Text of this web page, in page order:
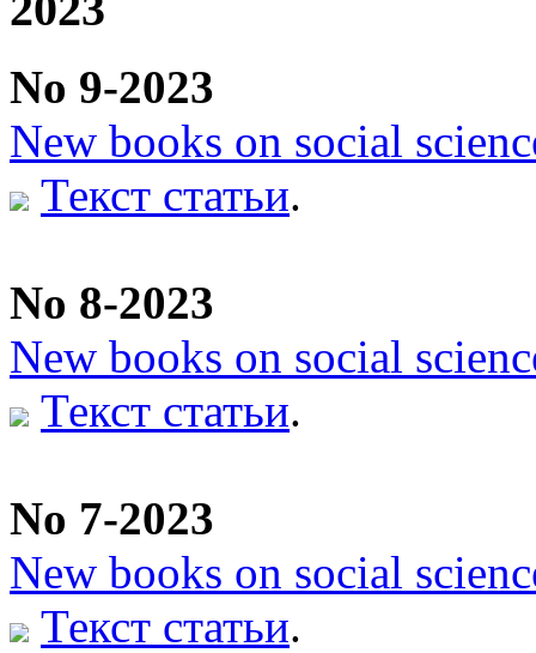
No 9-2023
New books on social
Текст статьи.
No 8-2023
New books on social
Текст статьи.
No 7-2023
New books on social
Текст статьи.